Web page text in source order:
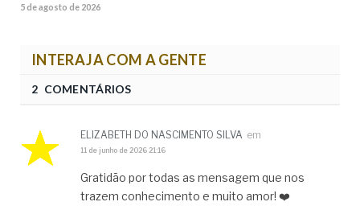
5 de agosto de 2026
INTERAJA COM A GENTE
2 COMENTÁRIOS
ELIZABETH DO NASCIMENTO SILVA em
11 de junho de 2026 21:16
Gratidão por todas as mensagem que nos
trazem conhecimento e muito amor! ❤️